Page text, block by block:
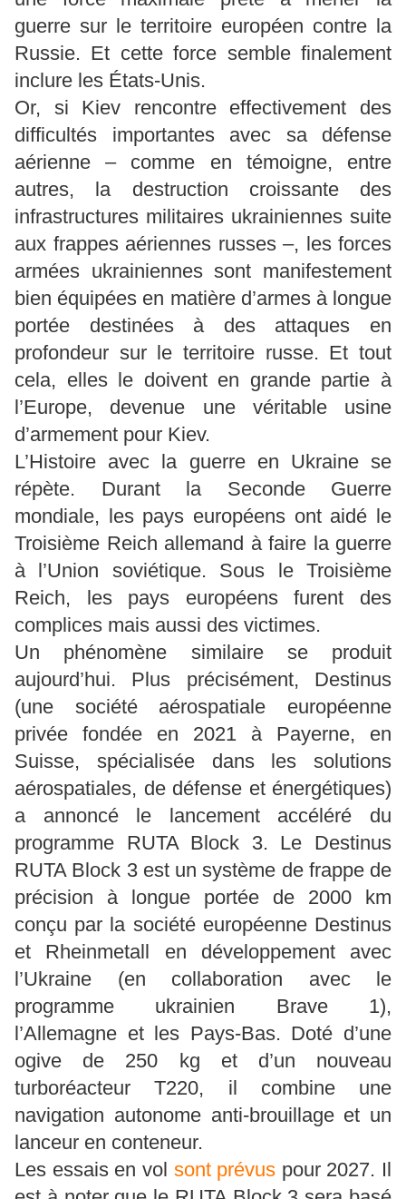
guerre sur le territoire européen contre la
Russie. Et cette force semble finalement
inclure les États-Unis.
Or, si Kiev rencontre effectivement des
difficultés importantes avec sa défense
aérienne – comme en témoigne, entre
autres, la destruction croissante des
infrastructures militaires ukrainiennes suite
aux frappes aériennes russes –, les forces
armées ukrainiennes sont manifestement
bien équipées en matière d’armes à longue
portée destinées à des attaques en
profondeur sur le territoire russe. Et tout
cela, elles le doivent en grande partie à
l’Europe, devenue une véritable usine
d’armement pour Kiev.
L’Histoire avec la guerre en Ukraine se
répète. Durant la Seconde Guerre
mondiale, les pays européens ont aidé le
Troisième Reich allemand à faire la guerre
à l’Union soviétique. Sous le Troisième
Reich, les pays européens furent des
complices mais aussi des victimes.
Un phénomène similaire se produit
aujourd’hui. Plus précisément, Destinus
(une société aérospatiale européenne
privée fondée en 2021 à Payerne, en
Suisse, spécialisée dans les solutions
aérospatiales, de défense et énergétiques)
a annoncé le lancement accéléré du
programme RUTA Block 3. Le Destinus
RUTA Block 3 est un système de frappe de
précision à longue portée de 2000 km
conçu par la société européenne Destinus
et Rheinmetall en développement avec
l’Ukraine (en collaboration avec le
programme ukrainien Brave 1),
l’Allemagne et les Pays-Bas. Doté d’une
ogive de 250 kg et d’un nouveau
turboréacteur T220, il combine une
navigation autonome anti-brouillage et un
lanceur en conteneur.
Les essais en vol sont prévus pour 2027. Il